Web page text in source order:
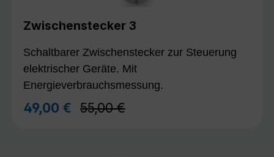
Zwischenstecker 3
Schaltbarer Zwischenstecker zur Steuerung
elektrischer Geräte. Mit
Energieverbrauchsmessung.
Verkaufspreis:
49,00 € Regulärer Preis:
55,00 €